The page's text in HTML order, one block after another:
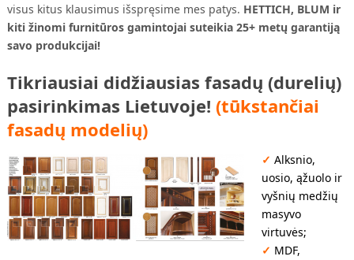
visus kitus klausimus išspręsime mes patys. HETTICH, BLUM ir
kiti žinomi furnitūros gamintojai suteikia 25+ metų garantiją
savo produkcijai!
Tikriausiai didžiausias fasadų (durelių)
pasirinkimas Lietuvoje! (tūkstančiai
fasadų modelių)
✓ Alksnio,
uosio, ąžuolo ir
vyšnių medžių
masyvo
virtuvės;
✓ MDF,